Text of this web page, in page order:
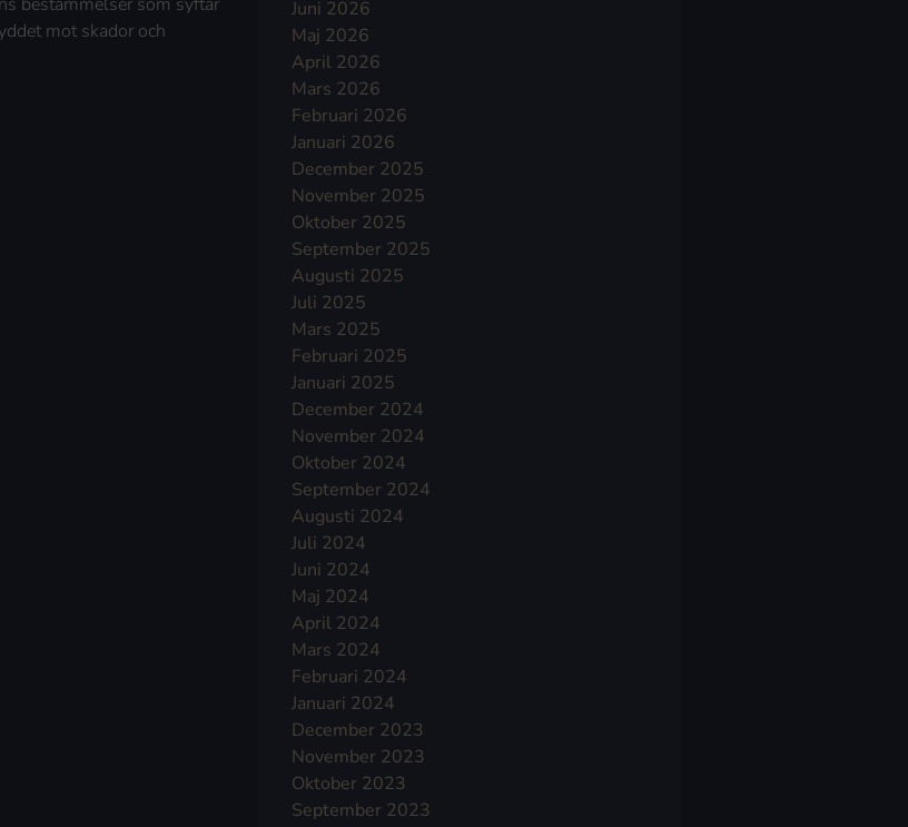
bestämmelser som syftar
mot skador och
Juni 2026
Maj 2026
April 2026
Mars 2026
Februari 2026
Januari 2026
December 2025
November 2025
Oktober 2025
September 2025
Augusti 2025
Juli 2025
Mars 2025
Februari 2025
Januari 2025
December 2024
November 2024
Oktober 2024
September 2024
Augusti 2024
Juli 2024
Juni 2024
Maj 2024
April 2024
Mars 2024
Februari 2024
Januari 2024
December 2023
November 2023
Oktober 2023
September 2023